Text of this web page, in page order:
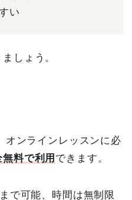
い
しょう。
オンラインレッスンに必
料で利用 できます。
で可能、時間は無制限